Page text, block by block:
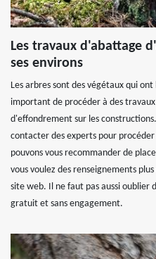
Les travaux d'abattage
ses environs
Les arbres sont des végétaux qui
important de procéder à des
d'effondrement sur les
contacter des experts pour
pouvons vous recommander de
vous voulez des renseignements
site web. Il ne faut pas aussi oublier
gratuit et sans engagement.